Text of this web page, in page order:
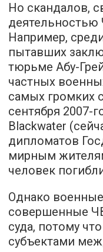
Но скандалов,
деятельностью
Например,
пытавших
тюрьме Абу-
частных
самых громких
сентября 2007-
Blackwater
дипломатов
мирным
человек
Однако
совершенные
суда, потому
субъектами